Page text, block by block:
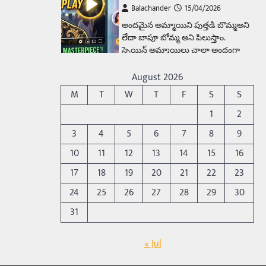
Balachander 15/04/2026
అందమైన అమ్మాయిని పుత్తడి బొమ్మఅని
లేదా బాపూ బోమ్మ అని పిలుస్తాం.
స్పెయిన్‌ అమ్మాయిలు చాలా అందంగా
5
Trending
రోడ్డుపై ఏరులై పారిన బీర్లు…
ఘాటుతో మండుతున్న నోర్లు
Balachander
15/04/2026
ఉత్తర ప్రదేశ్‌లోని ఝాన్సీ జిల్లాలో ఒక
వింతైన రోడ్డు ప్రమాదం చోటుచేసుకుంది.
ఝాన్సీ–కాన్పూర్ జాతీయ రహదారిపై
వేల సంఖ్యలో బీరు…
Trending
అక్కడ ఆదివారం బట్టలు
August 2026
M
T W T F S
S
1
2
3
4 5 6 7 8
9
10
11 12 13 14 15
16
17
18 19 20 21 22
23
24
25 26 27 28 29
30
31
« Jul